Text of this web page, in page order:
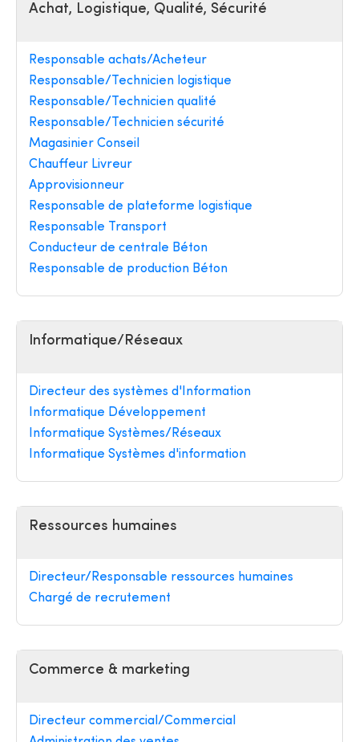
Achat, Logistique, Qualité, Sécurité
Responsable achats/Acheteur
Responsable/Technicien logistique
Responsable/Technicien qualité
Responsable/Technicien sécurité
Magasinier Conseil
Chauffeur Livreur
Approvisionneur
Responsable de plateforme logistique
Responsable Transport
Conducteur de centrale Béton
Responsable de production Béton
Informatique/Réseaux
Directeur des systèmes d'Information
Informatique Développement
Informatique Systèmes/Réseaux
Informatique Systèmes d'information
Ressources humaines
Directeur/Responsable ressources humaines
Chargé de recrutement
Commerce & marketing
Directeur commercial/Commercial